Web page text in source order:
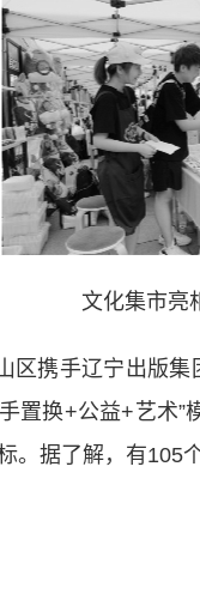
文化集市亮
携手辽宁出版集
置换+公益+艺术”
。据了解，有105